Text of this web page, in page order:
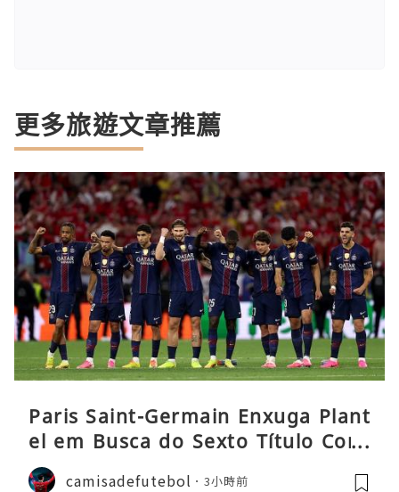
更多旅遊文章推薦
Paris Saint-Germain Enxuga Plant
el em Busca do Sexto Título Cons
ecutivo da Liga
camisadefutebol 3小時前